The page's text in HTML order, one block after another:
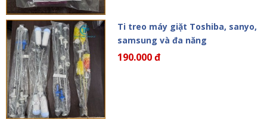
Ti treo máy giặt Toshiba, sanyo,
samsung và đa năng
190.000 đ